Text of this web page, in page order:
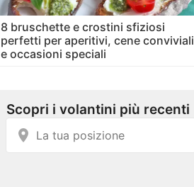
8 bruschette e crostini sfiziosi
perfetti per aperitivi, cene conviviali
e occasioni speciali